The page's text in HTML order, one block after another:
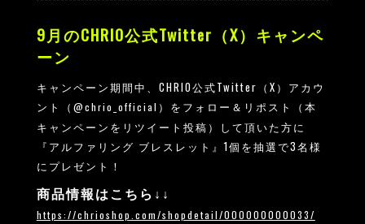
9月のCHRIO公式Twitter（X）キャンペ
ーン
キャンペーン期間中、CHRIO公式Twitter（X）アカウ
ント（ @chrio_official ）をフォロー＆リポスト（本
キャンペーンをリツイート投稿）して頂いた方に
『アルファリング ブレスレット』1個を抽選で3名様
にプレゼント！
商品情報はこちら↓↓
https://chrioshop.com/shopdetail/000000000033/